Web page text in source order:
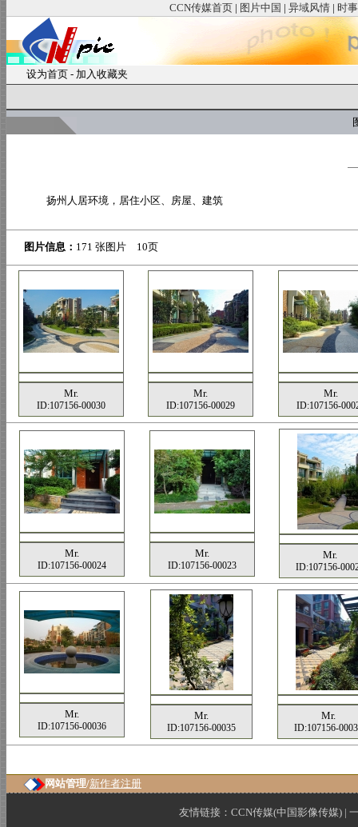
CCN传媒首页 | 图片中国 | 异域风情 | 时
设为首页 - 加入收藏夹
扬州人居环境，居住小区、房屋、建筑
图片信息： 171 张图片 10页
Mr.
ID:107156-00030
Mr.
ID:107156-00029
Mr.
ID:107156-
Mr.
ID:107156-00024
Mr.
ID:107156-00023
Mr.
ID:107156-
Mr.
ID:107156-00036
Mr.
ID:107156-00035
Mr.
ID:107156-
网站管理/新作者注册
友情链接： CCN传媒(中国影像传媒) |